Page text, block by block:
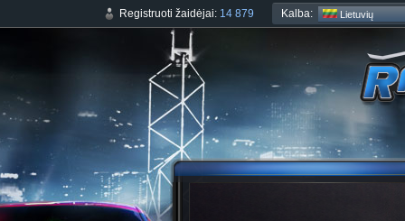
Registruoti žaidėjai: 14 879 Kalba: Lietuvių